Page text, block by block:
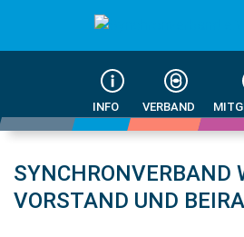
INFO VERBAND
SYNCHRONVERBAND
VORSTAND UND